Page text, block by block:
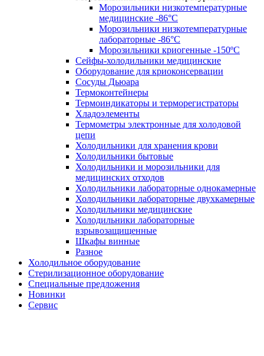
Морозильники низкотемпературные
медицинские -86°С
Морозильники низкотемпературные
лабораторные -86°С
Морозильники криогенные -150ºC
Сейфы-холодильники медицинские
Оборудование для криоконсервации
Сосуды Дьюара
Термоконтейнеры
Термоиндикаторы и терморегистраторы
Хладоэлементы
Термометры электронные для холодовой
цепи
Холодильники для хранения крови
Холодильники бытовые
Холодильники и морозильники для
медицинских отходов
Холодильники лабораторные однокамерные
Холодильники лабораторные двухкамерные
Холодильники медицинские
Холодильники лабораторные
взрывозащищенные
Шкафы винные
Разное
Холодильное оборудование
Стерилизационное оборудование
Специальные предложения
Новинки
Сервис